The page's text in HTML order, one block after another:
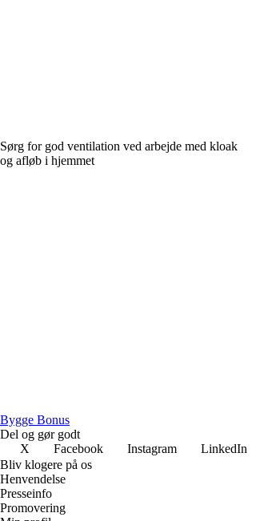
Sørg for god ventilation ved arbejde med kloak
og afløb i hjemmet
Bygge Bonus
Del og gør godt
X
Facebook Instagram LinkedIn
Bliv klogere på os
Henvendelse
Presseinfo
Promovering